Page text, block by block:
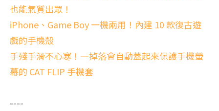
也能氣質出眾！
iPhone、Game Boy 一機兩用！內建 10 款復古遊
戲的手機殼
手殘手滑不心寒！一掉落會自動蓋起來保護手機螢
幕的 CAT FLIP 手機套
----